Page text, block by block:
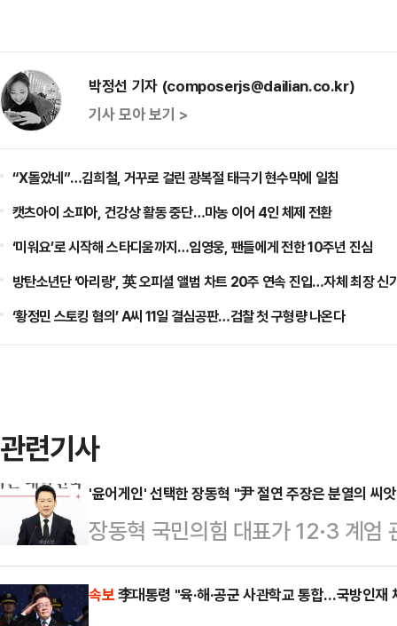
박정선 기자 (composerjs@dailian.co.kr)
기사 모아 보기 >
“X돌았네”…김희철, 거꾸로 걸린 광복절 태극기 현수막에 일침
캣츠아이 소피아, 건강상 활동 중단…마농 이어 4인 체제 전환
‘미워요’로 시작해 스타디움까지…임영웅, 팬들에게 전한 10주년 진심
방탄소년단 ‘아리랑’, 英 오피셜 앨범 차트 20주 연속 진입…자체 최장 신
‘황정민 스토킹 혐의’ A씨 11일 결심공판…검찰 첫 구형량 나온다
관련기사
'윤어게인' 선택한 장동혁 "尹 절연 주장은 분열의 씨
장동혁 국민의힘 대표가 12·3 계엄
진 윤석열 전 대통령이 1심에서 무
란죄를 증명할 근거를 내놓지 못했
속보李대통령 "육·해·공군 사관학교 통합…국방인재